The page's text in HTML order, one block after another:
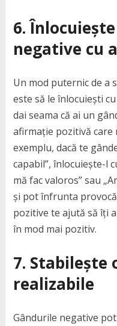
6.
negative cu
Un mod puternic de a
este să le înlocuiești cu
dai seama că ai un
afirmație pozitivă care
exemplu, dacă te
capabil”, înlocuiește-l
mă fac valoros” sau
și pot înfrunta
pozitive te ajută să îți
în mod mai pozitiv.
7. Stabilește
realizabile
Gândurile negative